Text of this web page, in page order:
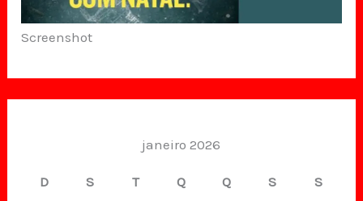
Screenshot
janeiro 2026
D S T Q Q S S